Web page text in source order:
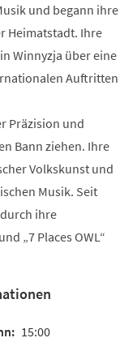
und begann ihre
Heimatstadt. Ihre
Winnyzja über eine
Auftritten
Präzision und
Bann ziehen. Ihre
Volkskunst und
Musik. Seit
ihre
„7 Places OWL“
15:00